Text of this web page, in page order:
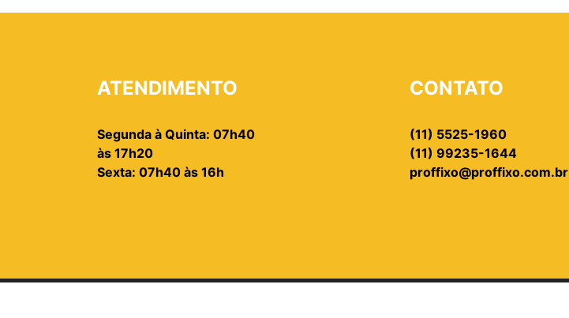
ATENDIMENTO
Segunda à Quinta: 07h40
às 17h20
Sexta: 07h40 às 16h
CONTATO
(11) 5525-1960
(11) 99235-1644
proffixo@proffixo.com.br